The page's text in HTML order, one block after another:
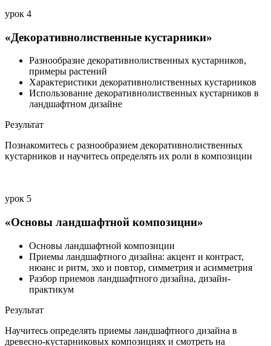
урок 4
«Декоративнолиственные кустарники»
Разнообразие декоративнолиственных кустарников,
примеры растений
Характеристики декоративнолиственных кустарников
Использование декоративнолиственных кустарников в
ландшафтном дизайне
Результат
Познакомитесь с разнообразием декоративнолиственных
кустарников и научитесь определять их роли в композиции
урок 5
«Основы ландшафтной композиции»
Основы ландшафтной композиции
Приемы ландшафтного дизайна: акцент и контраст,
нюанс и ритм, эхо и повтор, симметрия и асимметрия
Разбор приемов ландшафтного дизайна, дизайн-
практикум
Результат
Научитесь определять приемы ландшафтного дизайна в
древесно-кустарниковых композициях и смотреть на